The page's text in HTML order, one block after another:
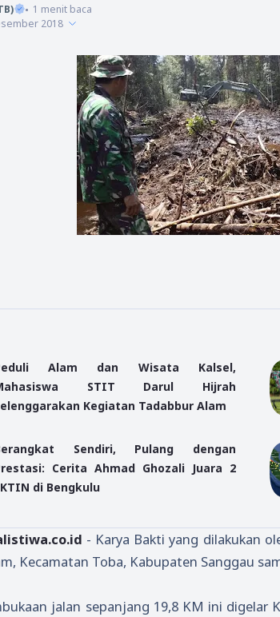
1 menit baca
2018
Alam dan Wisata Kalsel,
STIT Darul Hijrah
Kegiatan Tadabbur Alam
Sendiri, Pulang dengan
Cerita Ahmad Ghozali Juara 2
di Bengkulu
- Karya Bakti yang dilakukan
Kecamatan Toba, Kabupaten Sanggau
jalan sepanjang 19,8 KM ini digelar